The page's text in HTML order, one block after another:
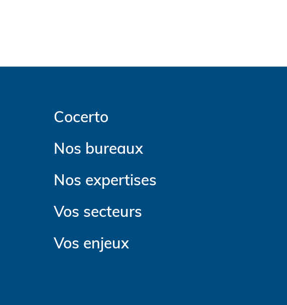
Cocerto
Nos bureaux
Nos expertises
Vos secteurs
Vos enjeux